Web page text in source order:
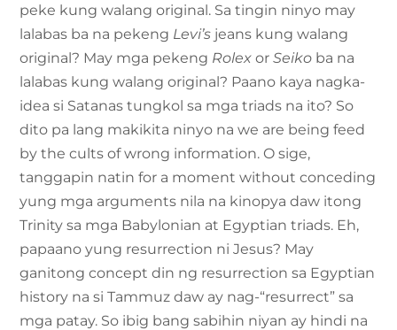
peke kung walang original. Sa tingin ninyo may
lalabas ba na pekeng Levi’s jeans kung walang
original? May mga pekeng Rolex orSeiko ba na
lalabas kung walang original? Paano kaya nagka-
idea si Satanas tungkol sa mga triads na ito? So
dito pa lang makikita ninyo na we are being feed
by the cults of wrong information. O sige,
tanggapin natin for a moment without conceding
yung mga arguments nila na kinopya daw itong
Trinity sa mga Babylonian at Egyptian triads. Eh,
papaano yung resurrection ni Jesus? May
ganitong concept din ng resurrection sa Egyptian
history na si Tammuz daw ay nag-“resurrect” sa
mga patay. So ibig bang sabihin niyan ay hindi na